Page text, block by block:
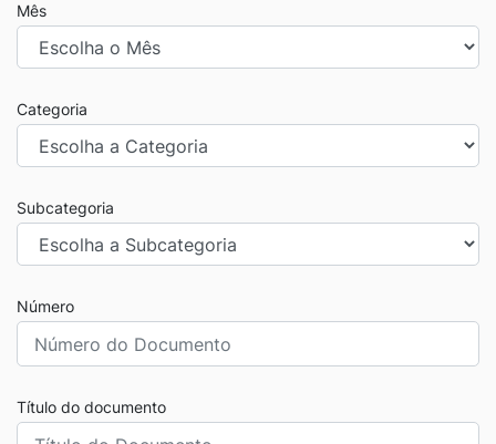
Mês
Categoria
Subcategoria
Número
Título do documento